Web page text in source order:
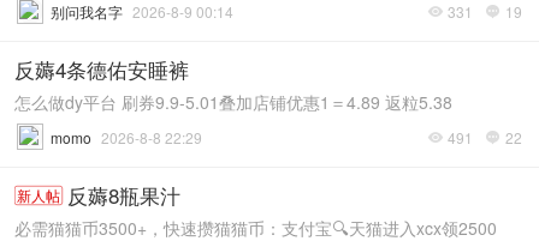
 331  19
别问我名字 2026-8-9 00:14
反薅4条德佑安睡裤
怎么做dy平台 刷券9.9-5.01叠加店铺优惠1＝4.89 返粒5.38
 491  22
momo 2026-8-8 22:29
新人帖 反薅8瓶果汁
必需猫猫币3500+，快速攒猫猫币：支付宝🔍天猫进入xcx领2500